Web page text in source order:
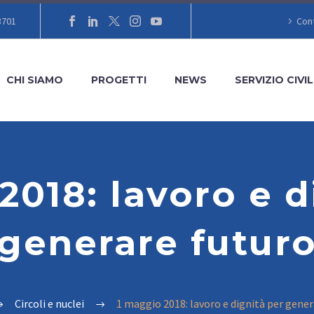
CHI SIAMO PROGETTI NEWS SERVIZIO
lavoro e
Circoli e nuclei 1 maggio 2018: lavoro e dignità per